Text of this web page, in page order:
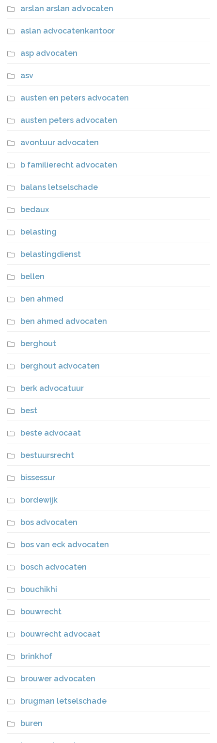
arslan arslan advocaten
aslan advocatenkantoor
asp advocaten
asv
austen en peters advocaten
austen peters advocaten
avontuur advocaten
b familierecht advocaten
balans letselschade
bedaux
belasting
belastingdienst
bellen
ben ahmed
ben ahmed advocaten
berghout
berghout advocaten
berk advocatuur
best
beste advocaat
bestuursrecht
bissessur
bordewijk
bos advocaten
bos van eck advocaten
bosch advocaten
bouchikhi
bouwrecht
bouwrecht advocaat
brinkhof
brouwer advocaten
brugman letselschade
buren